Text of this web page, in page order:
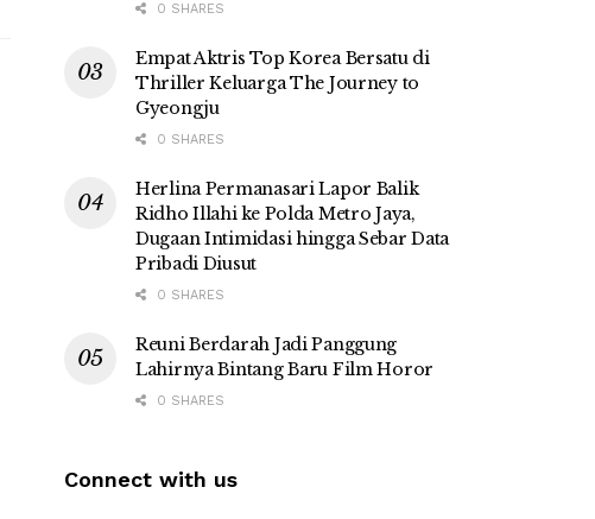
0 SHARES
Empat Aktris Top Korea Bersatu di
Thriller Keluarga The Journey to
Gyeongju
0 SHARES
Herlina Permanasari Lapor Balik
Ridho Illahi ke Polda Metro Jaya,
Dugaan Intimidasi hingga Sebar Data
Pribadi Diusut
0 SHARES
Reuni Berdarah Jadi Panggung
Lahirnya Bintang Baru Film Horor
0 SHARES
Connect with us